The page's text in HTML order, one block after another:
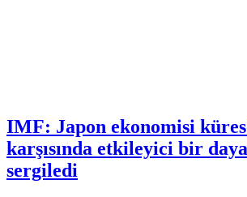
IMF: Japon ekonomisi
karşısında etkileyici bir
sergiledi